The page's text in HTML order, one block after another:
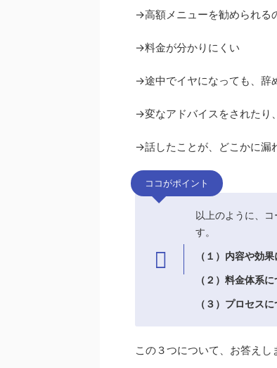
→高額メニューを勧められる
→料金が分かりにくい
→途中でイヤになっても、辞
→変なアドバイスをされたり
→話したことが、どこかに漏
ココがポイント
以上のように、
す。
（１）内容や効
（２）料金体系
（３）プロセス
この３つについて、お答えし